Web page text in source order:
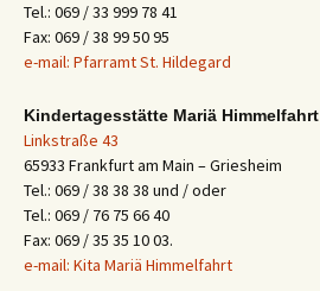
Tel.: 069 / 33 999 78 41
Fax: 069 / 38 99 50 95
e-mail: Pfarramt St. Hildegard
Kindertagesstätte Mariä Himmelfahrt
Linkstraße 43
65933 Frankfurt am Main – Griesheim
Tel.: 069 / 38 38 38 und / oder
Tel.: 069 / 76 75 66 40
Fax: 069 / 35 35 10 03.
e-mail: Kita Mariä Himmelfahrt